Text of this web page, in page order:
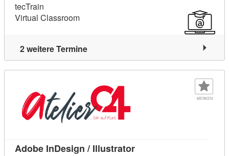
tecTrain
Virtual Classroom
2 weitere Termine
MERKEN
Adobe InDesign / IllustratorKursdetail: Adobe